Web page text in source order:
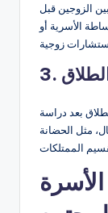
الزوجين قبل
الأسرية أو
بعد دراسة
مثل الحضانة